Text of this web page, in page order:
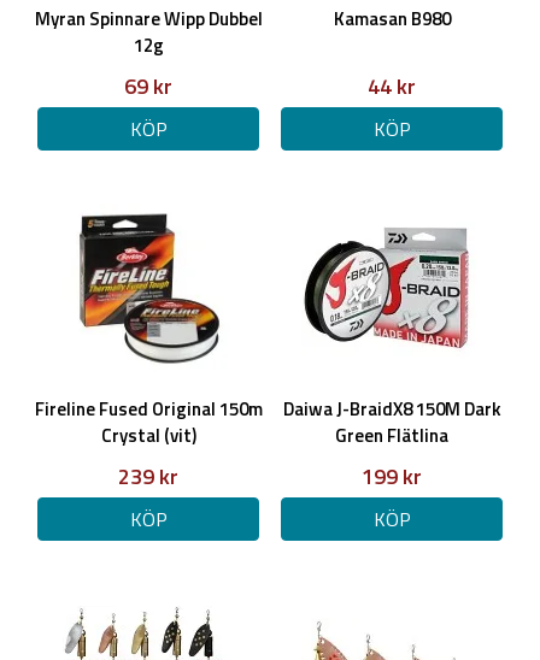
Myran Spinnare Wipp Dubbel
12g
69 kr
KÖP
Kamasan B980
44 kr
KÖP
Fireline Fused Original 150m
Crystal (vit)
239 kr
KÖP
Daiwa J-BraidX8 150M Dark
Green Flätlina
199 kr
KÖP